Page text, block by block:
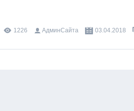
1226 АдминСайта 03.04.2018